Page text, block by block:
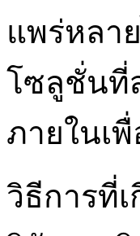
แพร่หลา
โซลูชั่นที่
ภายในเ
วิธีการที่